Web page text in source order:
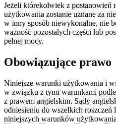
Jeżeli którekolwiek z postanowień
użytkowania zostanie uznane za
w inny sposób niewykonalne, nie
ważność pozostałych części lub
pełnej mocy.
Obowiązujące prawo
Niniejsze warunki użytkowania i
w związku z tymi warunkami
z prawem angielskim. Sądy
odniesieniu do wszelkich
niniejszych warunków